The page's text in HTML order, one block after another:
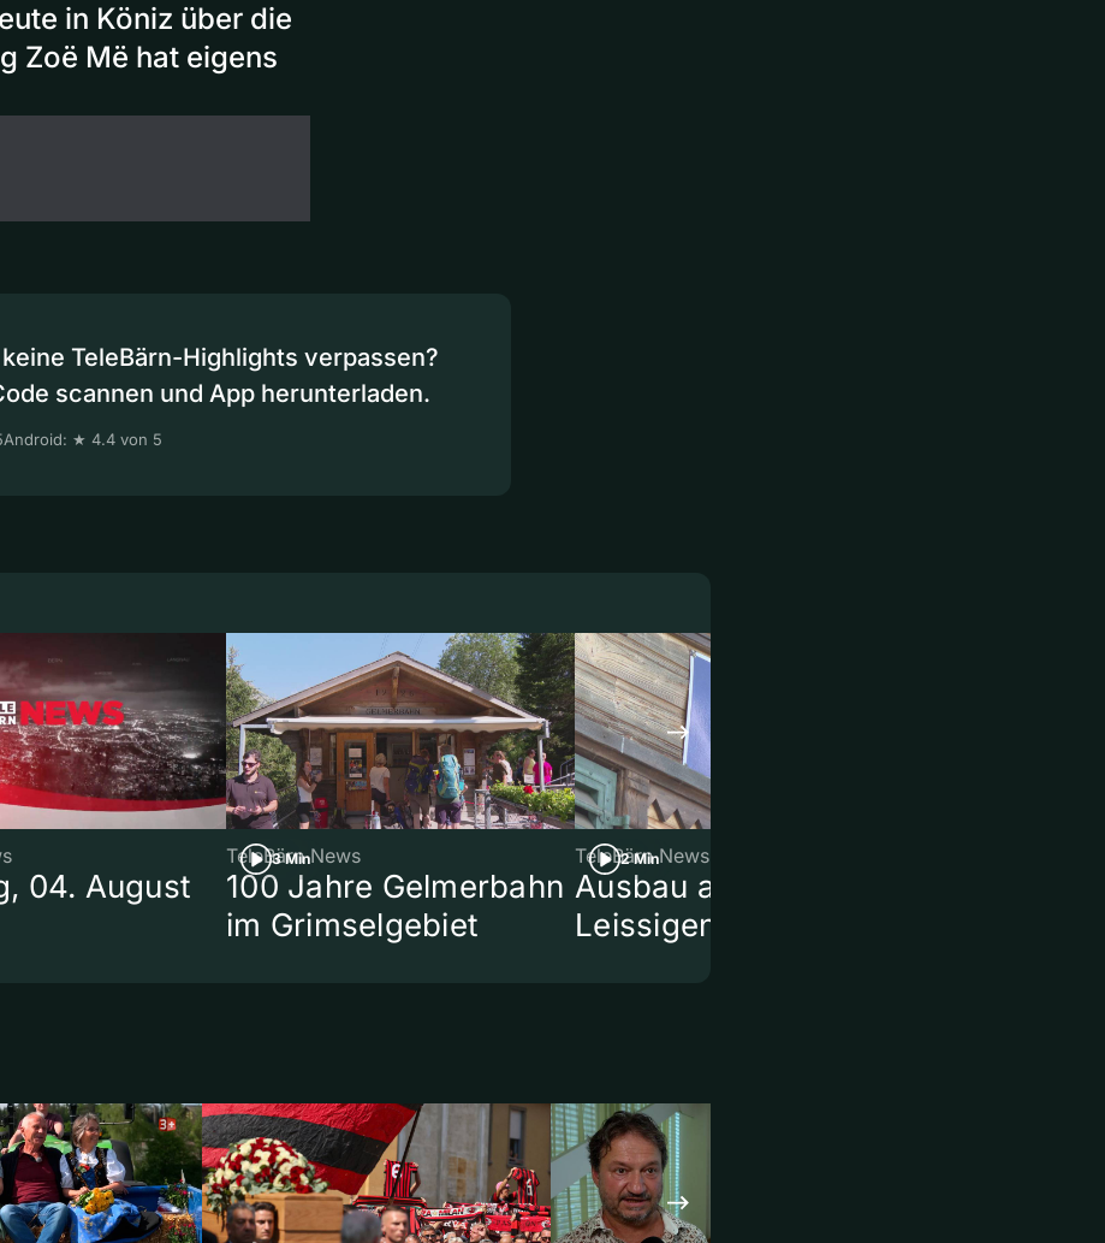
in Köniz über die
Zoë Më hat eigens
TeleBärn-Highlights verpassen?
scannen und App herunterladen.
Android: ★ 4.4 von 5
04. August
3 Min
TeleBärn News
100 Jahre Gelmerbahn
im Grimselgebiet
2 Min
TeleBärn News
Ausbau am Bahnhof
Leissigen